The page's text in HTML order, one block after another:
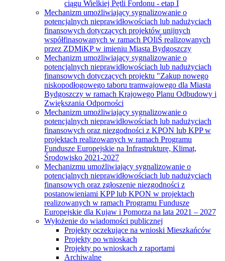
ciągu Wielkiej Pętli Fordonu - etap I
Mechanizm umożliwiający sygnalizowanie o
potencjalnych nieprawidłowościach lub nadużyciach
finansowych dotyczących projektów unijnych
współfinasowanych w ramach POIiŚ realizowanych
przez ZDMiKP w imieniu Miasta Bydgoszczy
Mechanizm umożliwiający sygnalizowanie o
potencjalnych nieprawidłowościach lub nadużyciach
finansowych dotyczących projektu "Zakup nowego
niskopodłogowego taboru tramwajowego dla Miasta
Bydgoszczy w ramach Krajowego Planu Odbudowy i
Zwiększania Odporności
Mechanizm umożliwiający sygnalizowanie o
potencjalnych nieprawidłowościach lub nadużyciach
finansowych oraz niezgodności z KPON lub KPP w
projektach realizowanych w ramach Programu
Fundusze Europejskie na Infrastrukturę, Klimat,
Środowisko 2021-2027
Mechanizmu umożliwiający sygnalizowanie o
potencjalnych nieprawidłowościach lub nadużyciach
finansowych oraz zgłoszenie niezgodności z
postanowieniami KPP lub KPON w projektach
realizowanych w ramach Programu Fundusze
Europejskie dla Kujaw i Pomorza na lata 2021 – 2027
Wyłożenie do wiadomości publicznej
Projekty oczekujące na wnioski Mieszkańców
Projekty po wnioskach
Projekty po wnioskach z raportami
Archiwalne